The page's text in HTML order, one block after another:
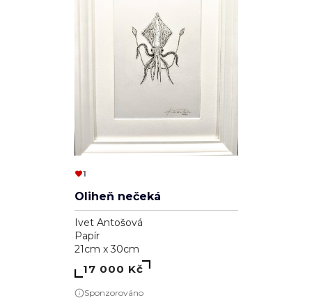
1
Oliheň nečeká
Ivet Antošová
Papír
21cm x 30cm
17 000 Kč
Sponzorováno